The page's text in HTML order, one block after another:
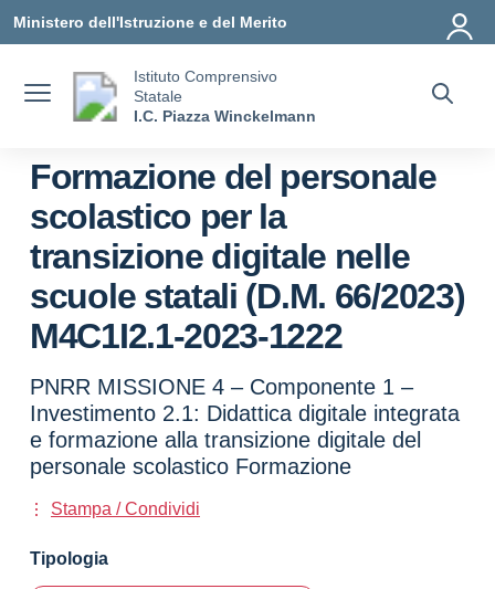
Ministero dell'Istruzione e del Merito
Istituto Comprensivo
Statale
I.C. Piazza Winckelmann
Formazione del personale
scolastico per la
transizione digitale nelle
scuole statali (D.M. 66/2023)
M4C1I2.1-2023-1222
PNRR MISSIONE 4 – Componente 1 –
Investimento 2.1: Didattica digitale integrata
e formazione alla transizione digitale del
personale scolastico Formazione
Stampa / Condividi
Tipologia